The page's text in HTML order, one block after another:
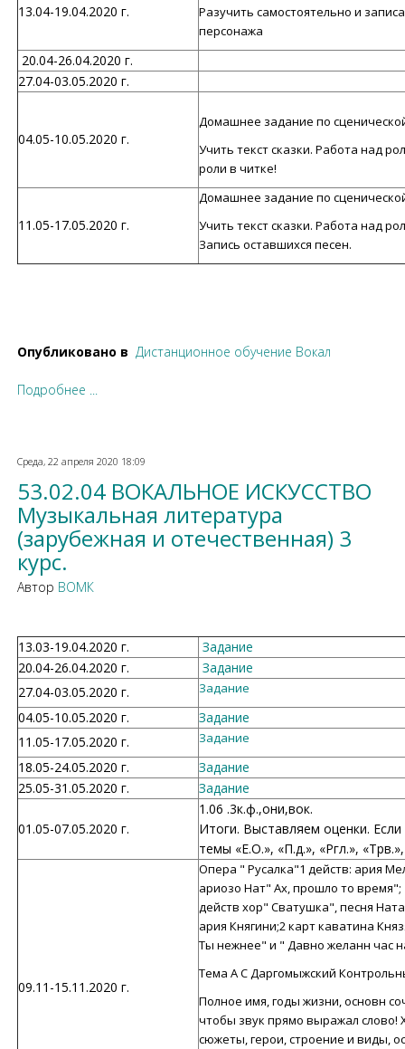
13.04-19.04.2020 г.
Разучить самостоятельно и
персонажа
20.04-26.04.2020 г.
27.04-03.05.2020 г.
04.05-10.05.2020 г.
Домашнее задание по
Учить текст сказки. Работа над
роли в читке!
11.05-17.05.2020 г.
Домашнее задание по
Учить текст сказки. Работа над
Запись оставшихся песен.
Опубликовано в Дистанционное обучение Вокал
Подробнее ...
Среда, 22 апреля 2020 18:09
53.02.04 ВОКАЛЬНОЕ ИСКУССТВО
Музыкальная литература
(зарубежная и отечественная) 3
курс.
Автор ВОМК
13.03-19.04.2020 г.
Задание
20.04-26.04.2020 г.
Задание
27.04-03.05.2020 г.
Задание
04.05-10.05.2020 г.
Задание
11.05-17.05.2020 г.
Задание
18.05-24.05.2020 г.
Задание
25.05-31.05.2020 г.
Задание
01.05-07.05.2020 г.
1.06 .3к.ф.,они,вок.
Итоги. Выставляем оценки.
темы «Е.О.», «П.д.», «Ргл.»,
09.11-15.11.2020 г.
Опера " Русалка"1 действ: ария
ариозо Нат" Ах, прошло то
действ хор" Сватушка", песня
ария Княгини;2 карт каватина
Ты нежнее" и " Давно желанн час
Тема А С Даргомыжский
Полное имя, годы жизни, основн
чтобы звук прямо выражал слово!
сюжеты, герои, строение и виды,